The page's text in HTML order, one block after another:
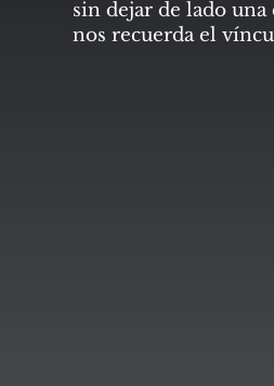
sin dejar de lado
nos recuerda el